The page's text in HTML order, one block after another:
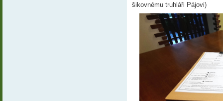
šikovnému truhláři Pájovi)